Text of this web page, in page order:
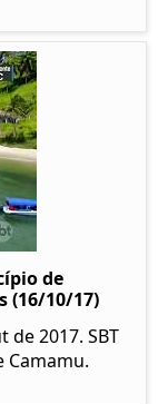
de
(16/10/17)
de 2017. SBT
Camamu.